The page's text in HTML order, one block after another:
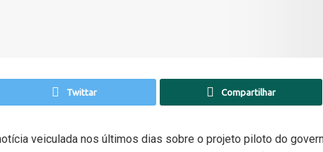
Twittar Compartilhar
veiculada nos últimos dias sobre o projeto piloto do